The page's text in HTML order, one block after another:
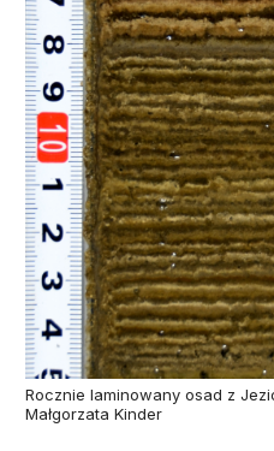
Rocznie laminowany osad z
Małgorzata Kinder